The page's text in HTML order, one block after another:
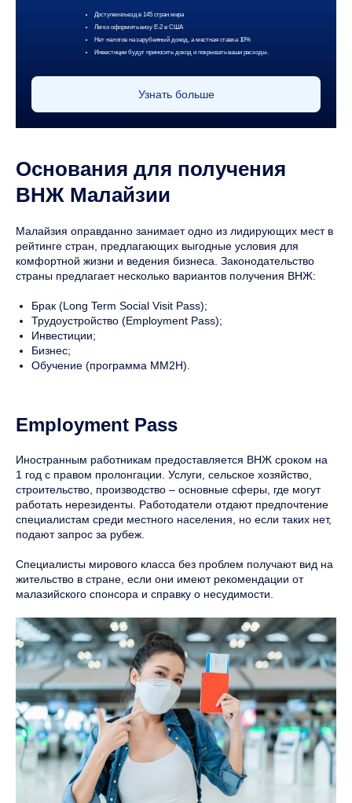
Доступен въезд в 145 стран мира
Легко оформить визу Е-2 в США
Нет налогов на зарубежный доход, а местная ставка 10%
Инвестиции будут приносить доход и покрывать ваши расходы.
Узнать больше
Основания для получения
ВНЖ Малайзии
Малайзия оправданно занимает одно из лидирующих мест в
рейтинге стран, предлагающих выгодные условия для
комфортной жизни и ведения бизнеса. Законодательство
страны предлагает несколько вариантов получения ВНЖ:
Брак (Long Term Social Visit Pass);
Трудоустройство (Employment Pass);
Инвестиции;
Бизнес;
Обучение (программа MM2H).
Employment Pass
Иностранным работникам предоставляется ВНЖ сроком на
1 год с правом пролонгации. Услуги, сельское хозяйство,
строительство, производство – основные сферы, где могут
работать нерезиденты. Работодатели отдают предпочтение
специалистам среди местного населения, но если таких нет,
подают запрос за рубеж.
Специалисты мирового класса без проблем получают вид на
жительство в стране, если они имеют рекомендации от
малазийского спонсора и справку о несудимости.